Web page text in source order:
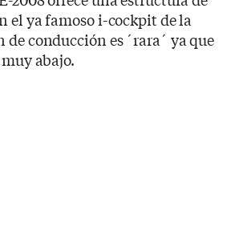
el ya famoso i-cockpit de la
de conducción es ´rara´ ya que
abajo.